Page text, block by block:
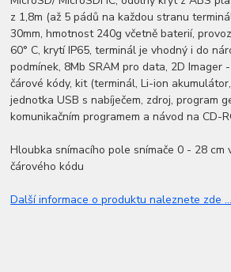
z 1,8m (až 5 pádů na každou stranu
30mm, hmotnost 240g včetně baterií,
60° C, krytí IP65, terminál je vhodný i do
podmínek, 8Mb SRAM pro data, 2D Imager
čárové kódy, kit (terminál, Li-ion
jednotka USB s nabíječem, zdroj, program
komunikačním programem a návod na CD-
Hloubka snímacího pole snímače 0 - 28
čárového kódu
Další informace o produktu naleznete zde